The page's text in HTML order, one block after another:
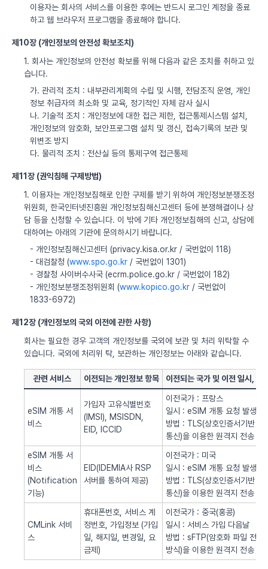
이용자는 회사의 서비스를 이용한 후에는 반드시 로그인 계정을 종료
하고 웹 브라우저 프로그램을 종료해야 합니다.
제10장 (개인정보의 안전성 확보조치)
1. 회사는 개인정보의 안전성 확보를 위해 다음과 같은 조치를 취하고 있
습니다.
가. 관리적 조치 : 내부관리계획의 수립 및 시행, 전담조직 운영, 개인
정보 취급자의 최소화 및 교육, 정기적인 자체 감사 실시
나. 기술적 조치 : 개인정보에 대한 접근 제한, 접근통제시스템 설치,
개인정보의 암호화, 보안프로그램 설치 및 갱신, 접속기록의 보관 및
위변조 방지
다. 물리적 조치 : 전산실 등의 통제구역 접근통제
제11장 (권익침해 구제방법)
1. 이용자는 개인정보침해로 인한 구제를 받기 위하여 개인정보분쟁조정
위원회, 한국인터넷진흥원 개인정보침해신고센터 등에 분쟁해결이나 상
담 등을 신청할 수 있습니다. 이 밖에 기타 개인정보침해의 신고, 상담에
대하여는 아래의 기관에 문의하시기 바랍니다.
- 개인정보침해신고센터 (privacy.kisa.or.kr / 국번없이 118)
- 대검찰청 (www.spo.go.kr / 국번없이 1301)
- 경찰청 사이버수사국 (ecrm.police.go.kr / 국번없이 182)
- 개인정보분쟁조정위원회 (www.kopico.go.kr / 국번없이
1833-6972)
제12장 (개인정보의 국외 이전에 관한 사항)
회사는 필요한 경우 고객의 개인정보를 국외에 보관 및 처리 위탁할 수
있습니다. 국외에 처리위 탁, 보관하는 개인정보는 아래와 같습니다.
관련 서비스 이전되는 개인정보 항목 이전되는 국가 및 이전 일시, 방
eSIM 개통 서
비스
가입자 고유식별번호
(IMSI), MSISDN,
EID, ICCID
이전국가 : 프랑스
일시 : eSIM 개통 요청 발생시
방법 : TLS(상호인증서기반
통신)을 이용한 원격지 전송
eSIM 개통 서
비스
(Notification
기능)
EID(IDEMIA사 RSP
서버를 통하여 제공)
이전국가 : 미국
일시 : eSIM 개통 요청 발생시
방법 : TLS(상호인증서기반
통신)을 이용한 원격지 전송
CMLink 서비
스
휴대폰번호, 서비스 계
정번호, 가입정보 (가입
일, 해지일, 변경일, 요
금제)
이전국가 : 중국(홍콩)
일시 : 서비스 가입 다음날
방법 : sFTP(암호화 파일 전송
방식)을 이용한 원격지 전송